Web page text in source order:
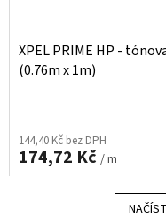
XPEL PRIME HP -
(0.76m x 1m)
144,40 Kč bez DPH
174,72 Kč/ m